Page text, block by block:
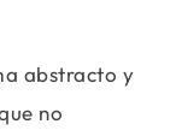
abstracto y
no